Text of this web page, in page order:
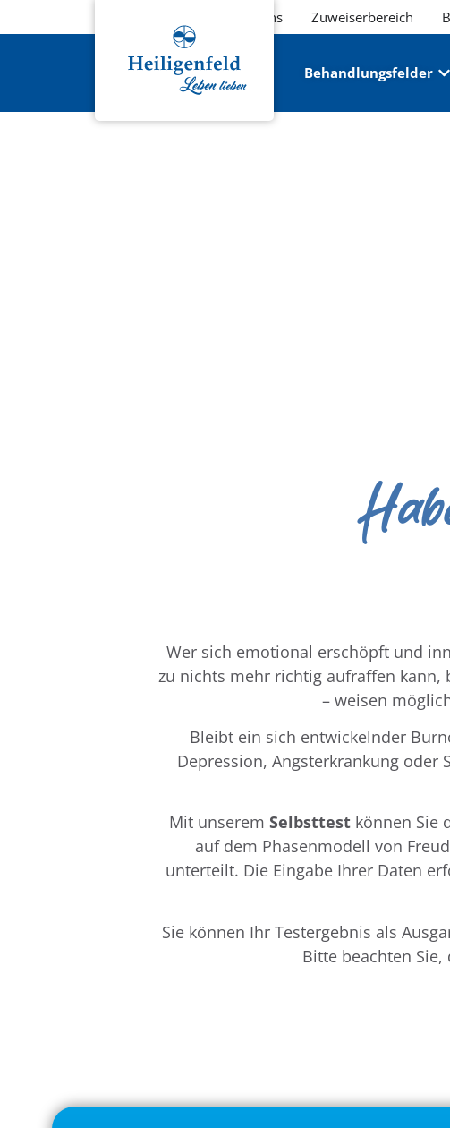
Über uns Zuweiserbereich
Behandlungsfelder
Wer sich emotional erschöpft und
zu nichts mehr richtig aufraffen kann,
– weisen
Bleibt ein sich entwickelnder
Depression, Angsterkrankung oder
Mit unserem Selbsttest können Sie
auf dem Phasenmodell von
unterteilt. Die Eingabe Ihrer Daten
Sie können Ihr Testergebnis als
Bitte beachten Sie,